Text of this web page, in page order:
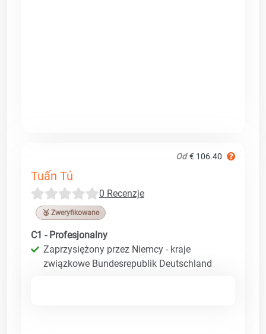
Od € 106.40
Tuấn Tú
0 Recenzje
🥉 Zweryfikowane
C1 - Profesjonalny
Zaprzysiężony przez Niemcy - kraje
związkowe Bundesrepublik Deutschland